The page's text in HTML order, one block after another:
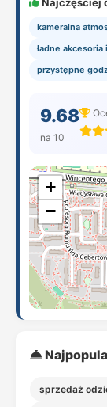
kameralna
ładne
przystępne
9.68
na 10
+
−
sprzedaż